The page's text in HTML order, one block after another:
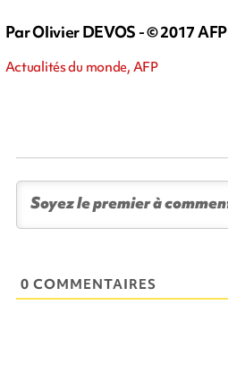
Par Olivier DEVOS - © 2017 AFP
Actualités du monde, AFP
0 COMMENTAIRES